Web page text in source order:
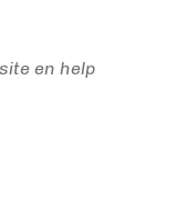
en help